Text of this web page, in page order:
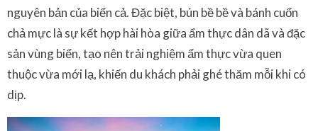
nguyên bản của biển cả. Đặc biệt, bún bề bề và bánh cuốn
chả mực là sự kết hợp hài hòa giữa ẩm thực dân dã và đặc
sản vùng biển, tạo nên trải nghiệm ẩm thực vừa quen
thuộc vừa mới lạ, khiến du khách phải ghé thăm mỗi khi có
dịp.